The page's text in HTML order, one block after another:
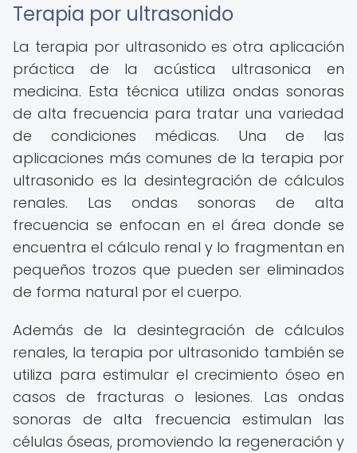
Terapia por ultrasonido
La terapia por ultrasonido es otra aplicación
práctica de la acústica ultrasonica en
medicina. Esta técnica utiliza ondas sonoras
de alta frecuencia para tratar una variedad
de condiciones médicas. Una de las
aplicaciones más comunes de la terapia por
ultrasonido es la desintegración de cálculos
renales. Las ondas sonoras de alta
frecuencia se enfocan en el área donde se
encuentra el cálculo renal y lo fragmentan en
pequeños trozos que pueden ser eliminados
de forma natural por el cuerpo.
Además de la desintegración de cálculos
renales, la terapia por ultrasonido también se
utiliza para estimular el crecimiento óseo en
casos de fracturas o lesiones. Las ondas
sonoras de alta frecuencia estimulan las
células óseas, promoviendo la regeneración y